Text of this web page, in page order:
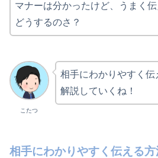
マナーは分かったけど、うまく
どうするのさ？
こたつ
相手にわかりやすく
解説していくね！
相手にわかりやすく伝える方